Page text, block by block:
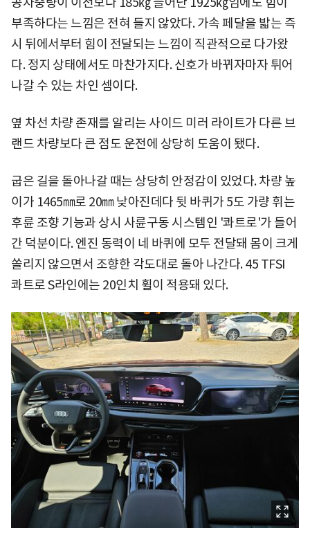
부족하다는 느낌은 전혀 들지 않았다. 가속 페달을 밟는 즉
시 뒤에서부터 힘이 전달되는 느낌이 직관적으로 다가왔
다. 정지 상태에서도 마찬가지다. 신호가 바뀌자마자 튀어
나갈 수 있는 차인 셈이다.
옆 차선 차량 존재를 알리는 사이드 미러 라이트가 다른 브
랜드 차량보다 큰 점도 운전에 상당히 도움이 됐다.
굽은 길을 돌아나갈 때는 상당히 안정감이 있었다. 차량 높
이가 1465㎜로 20㎜ 낮아진데다 뒷 바퀴가 5도 가량 휘는
후륜 조향 기능과 상시 사륜구동 시스템인 '콰트로'가 들어
간 덕분이다. 엔진 동력이 네 바퀴에 모두 전달돼 몸이 크게
쏠리지 않으면서 조향한 각도대로 돌아 나간다. 45 TFSI
콰트로 S라인에는 20인치 휠이 적용돼 있다.